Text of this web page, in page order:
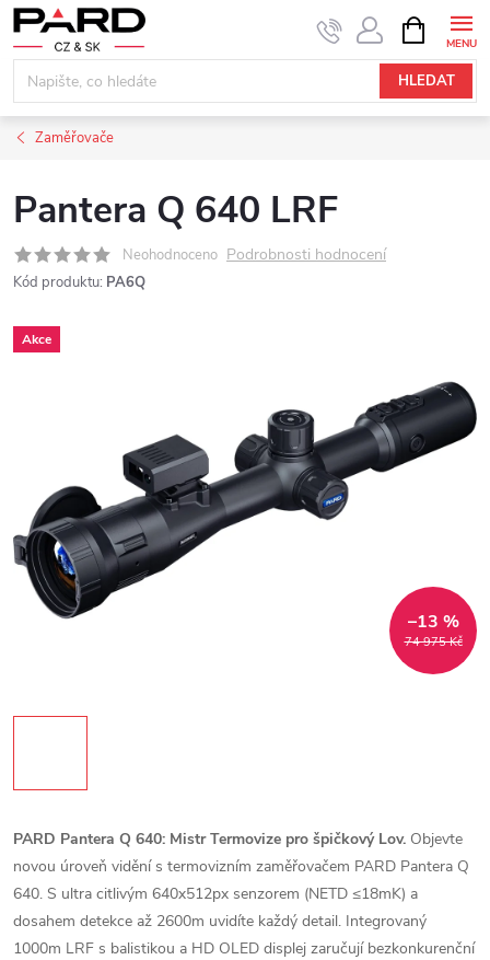
Přejít
na
obsah
HLEDAT
NÁKUPNÍ
KOŠÍK
Zaměřovače
Pantera Q 640 LRF
Neohodnoceno Podrobnosti hodnocení
Kód produktu: PA6Q
Akce
74 975 Kč
–13 %
PARD Pantera Q 640: Mistr Termovize pro špičkový Lov. Objevte
novou úroveň vidění s termovizním zaměřovačem PARD Pantera Q
640. S ultra citlivým 640x512px senzorem (NETD ≤18mK) a
dosahem detekce až 2600m uvidíte každý detail. Integrovaný
1000m LRF s balistikou a HD OLED displej zaručují bezkonkurenční